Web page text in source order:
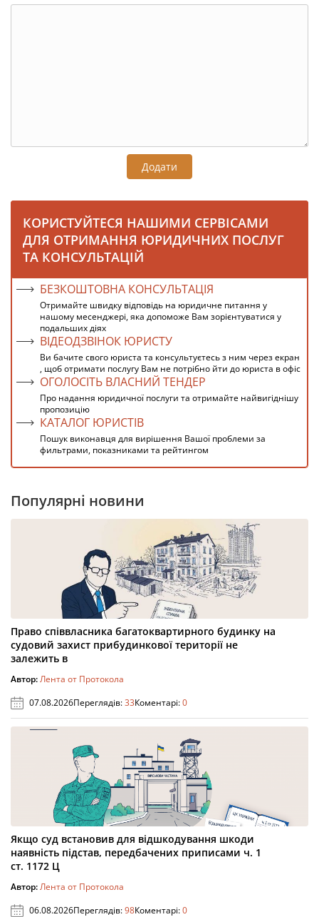
Додати
КОРИСТУЙТЕСЯ НАШИМИ СЕРВІСАМИ
ДЛЯ ОТРИМАННЯ ЮРИДИЧНИХ ПОСЛУГ
ТА КОНСУЛЬТАЦІЙ
БЕЗКОШТОВНА КОНСУЛЬТАЦІЯ
Отримайте швидку відповідь на юридичне питання у
нашому месенджері, яка допоможе Вам зорієнтуватися у
подальших діях
ВІДЕОДЗВІНОК ЮРИСТУ
Ви бачите свого юриста та консультуєтесь з ним через екран
, щоб отримати послугу Вам не потрібно йти до юриста в офіс
ОГОЛОСІТЬ ВЛАСНИЙ ТЕНДЕР
Про надання юридичної послуги та отримайте найвигіднішу
пропозицію
КАТАЛОГ ЮРИСТІВ
Пошук виконавця для вирішення Вашої проблеми за
фильтрами, показниками та рейтингом
Популярні новини
Право співвласника багатоквартирного будинку на
судовий захист прибудинкової території не
залежить в
Автор:Лента от Протокола
07.08.2026Переглядів:33Коментарі:0
Якщо суд встановив для відшкодування шкоди
наявність підстав, передбачених приписами ч. 1
ст. 1172 Ц
Автор:Лента от Протокола
06.08.2026Переглядів:98Коментарі:0